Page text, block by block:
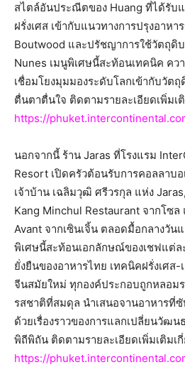
สไตล์อันประณีตของ Huang ที่ได้รับ
ฝรั่งเศส เข้ากับแนวทางการปรุงอาหา
Boutwood และปรัชญาการใช้วัตถุดิ
Nunes เมนูพิเศษนี้สะท้อนเทคนิค คว
เชื่อมโยงมุมมองระดับโลกเข้ากับวัต
ตื่นตาตื่นใจ ติดตามรายละเอียดเพิ่มเ
https://
นอกจากนี้ ร้าน Jaras ที่โรงแรม
Resort เปิดครัวต้อนรับการคอลลาบ
เจ้าบ้าน เฉลิมวุฒิ ศรีวรกุล แห่ง
Kang Minchul Restaurant จากโซ
Avant จากเซินเจิ้น ตลอดมื้อกลางวัน
พิเศษนี้สะท้อนเอกลักษณ์ของเชฟแต่
ยั่งยืนของอาหารไทย เทคนิคฝรั่งเศส
จีนสมัยใหม่ ทุกองค์ประกอบถูกหลอม
รสชาติที่สมดุล นำเสนอจานอาหารที่
ด้วยเรื่องราวของการแลกเปลี่ยนวัฒ
พิถีพิถัน ติดตามรายละเอียดเพิ่มเติมเ
https://